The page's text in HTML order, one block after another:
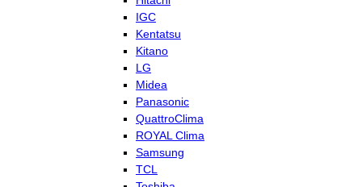
IGC
Kentatsu
Kitano
LG
Midea
Panasonic
QuattroClima
ROYAL Clima
Samsung
TCL